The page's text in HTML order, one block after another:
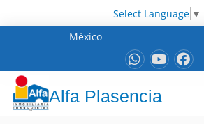
Select Language ▼
México
Alfa Plasencia